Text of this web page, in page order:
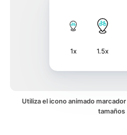
1x 1.5x
Utiliza el icono animado
tamaños